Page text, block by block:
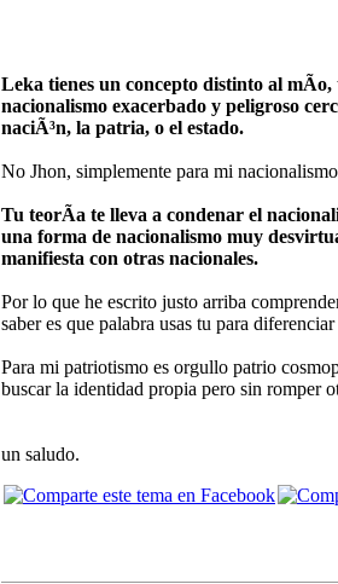
Leka tienes un concepto distinto al
nacionalismo exacerbado y peligroso
naciÃ³n, la patria, o el estado.
No Jhon, simplemente para mi
Tu teorÃ­a te lleva a condenar el
una forma de nacionalismo muy
manifiesta con otras nacionales.
Por lo que he escrito justo arriba
saber es que palabra usas tu para
Para mi patriotismo es orgullo patrio
buscar la identidad propia pero sin romper
un saludo.